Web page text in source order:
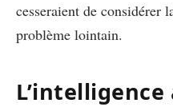
cesseraient de considérer
problème lointain.